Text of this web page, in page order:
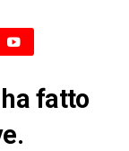
ha fatto